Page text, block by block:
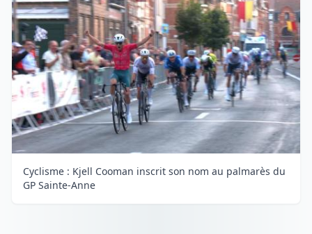
Cyclisme : Kjell Cooman inscrit son nom au palmarès du
GP Sainte-Anne